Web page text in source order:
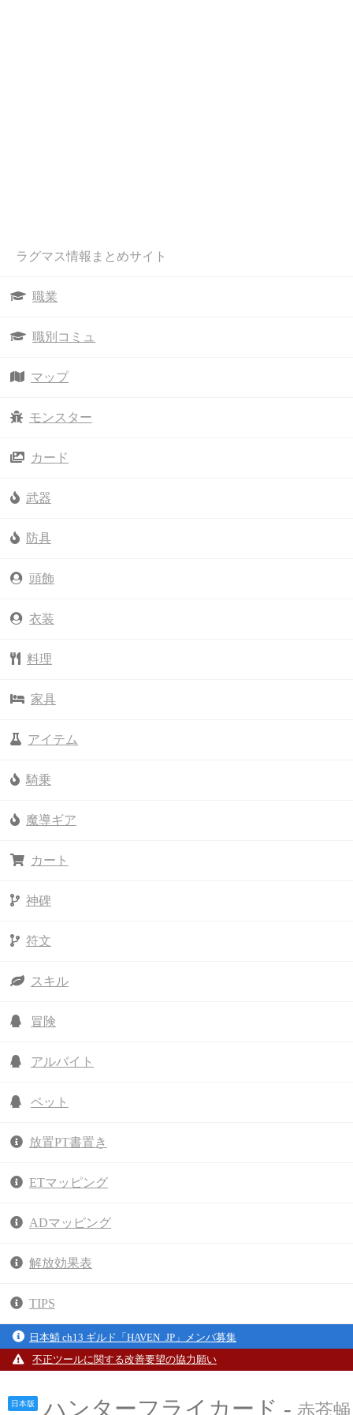
ラグマス情報まとめサイト
職業
職別コミュ
マップ
モンスター
カード
武器
防具
頭飾
衣装
料理
家具
アイテム
騎乗
魔導ギア
カート
神碑
符文
スキル
冒険
アルバイト
ペット
放置PT書置き
ETマッピング
ADマッピング
解放効果表
TIPS
日本鯖 ch13 ギルド「HAVEN_JP」メンバ募集
不正ツールに関する改善要望の協力願い
日本版 ハンターフライカード - 赤苍蝇